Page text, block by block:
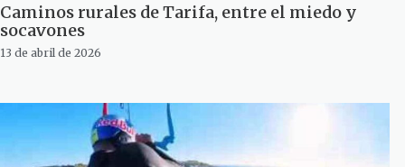
Caminos rurales de Tarifa, entre el miedo y
socavones
13 de abril de 2026